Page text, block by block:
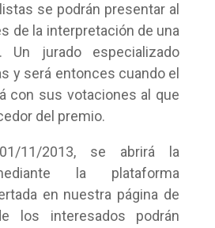
se podrán presentar al
de la interpretación de una
Un jurado especializado
y será entonces cuando el
con sus votaciones al que
del premio.
11/2013, se abrirá la
la plataforma
en nuestra página de
los interesados podrán